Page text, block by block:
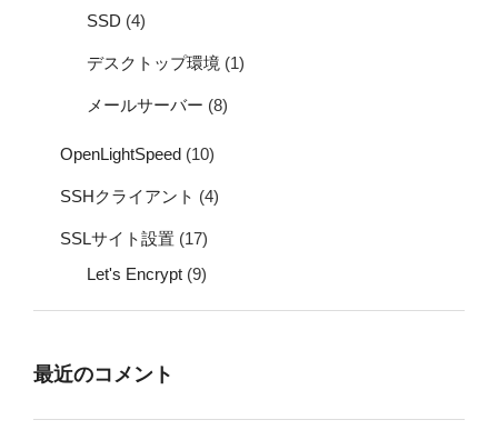
SSD (4)
デスクトップ環境 (1)
メールサーバー (8)
OpenLightSpeed (10)
SSHクライアント (4)
SSLサイト設置 (17)
Let's Encrypt (9)
最近のコメント